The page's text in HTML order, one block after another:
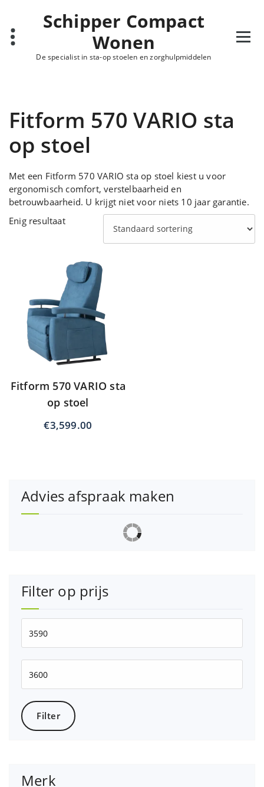
inhoud
Schipper Compact
Wonen
De specialist in sta-op stoelen en zorghulpmiddelen
Fitform 570 VARIO sta
op stoel
Met een Fitform 570 VARIO sta op stoel kiest u voor
ergonomisch comfort, verstelbaarheid en
betrouwbaarheid. U krijgt niet voor niets 10 jaar garantie.
Enig resultaat
Fitform 570 VARIO sta
op stoel
€3,599.00
Advies afspraak maken
Filter op prijs
prijs
prijs
Filter
Merk